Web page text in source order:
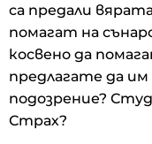
са предали
помагат на
косвено да
предлагате да
подозрение?
Страх?